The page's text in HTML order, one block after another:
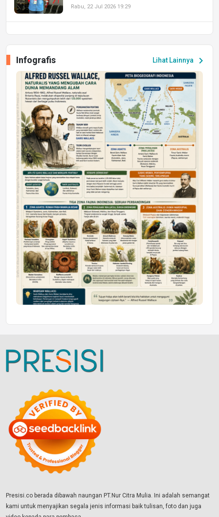
Rabu, 22 Jul 2026 19:29
Peluang Kerja dan Magang
Jumat, 17 Jul 2026 22:30
DAERAH
Astra Motor Kalimantan Timur 2 Dukung
Mahasiswa Samarinda dalam Astra
Honda SDGs Future Leaders 2026
Jumat, 10 Jul 2026 19:01
Lihat Lainnya chevron_right
Infografis
Presisi.co berada dibawah naungan PT.Nur Citra Mulia. Ini adalah semangat
kami untuk menyajikan segala jenis informasi baik tulisan, foto dan juga